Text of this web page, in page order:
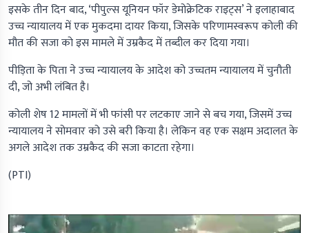
इसके तीन दिन बाद, ‘पीपुल्स यूनियन फॉर डेमोक्रेटिक राइट्स’ ने इलाहाबाद
उच्च न्यायालय में एक मुकदमा दायर किया, जिसके परिणामस्वरूप कोली की
मौत की सजा को इस मामले में उम्रकैद में तब्दील कर दिया गया।
पीड़िता के पिता ने उच्च न्यायालय के आदेश को उच्चतम न्यायालय में चुनौती
दी, जो अभी लंबित है।
कोली शेष 12 मामलों में भी फांसी पर लटकाए जाने से बच गया, जिसमें उच्च
न्यायालय ने सोमवार को उसे बरी किया है। लेकिन वह एक सक्षम अदालत के
अगले आदेश तक उम्रकैद की सजा काटता रहेगा।
(PTI)